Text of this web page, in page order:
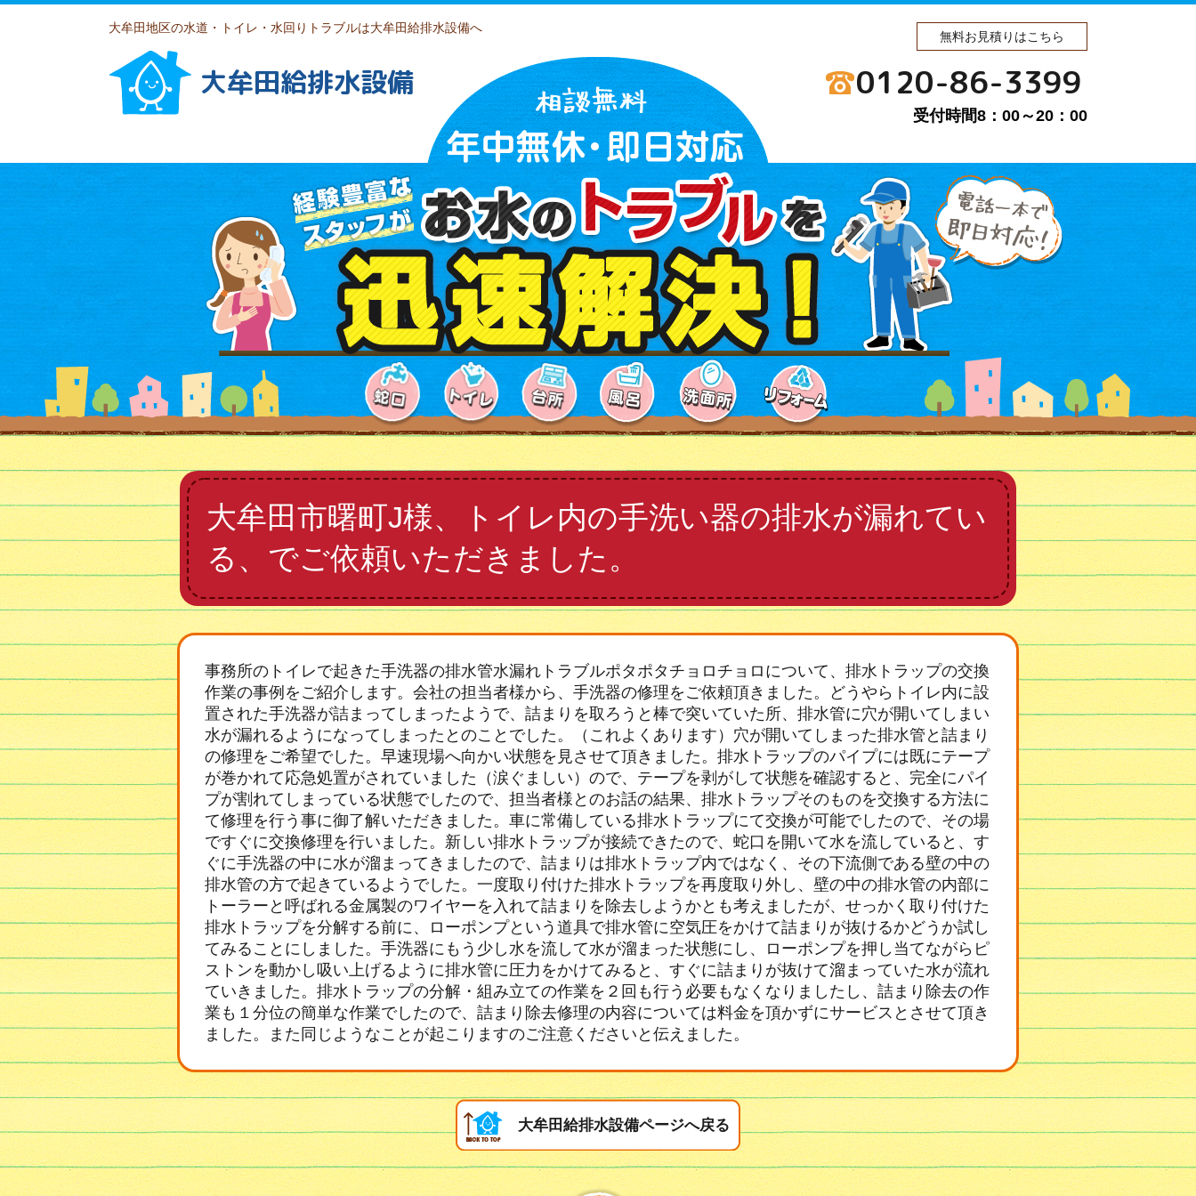
大牟田地区の水道・トイレ・水回りトラブルは大牟田給排水設備へ
無料お見積りはこちら
大牟田給排水設備 0120-86-3399
受付時間8：00～20：00
大牟田市曙町J様、トイレ内の手洗い器の排水が漏れてい
る、でご依頼いただきました。
事務所のトイレで起きた手洗器の排水管水漏れトラブルポタポタチョロチョロについて、排水トラップの交換
作業の事例をご紹介します。会社の担当者様から、手洗器の修理をご依頼頂きました。どうやらトイレ内に設
置された手洗器が詰まってしまったようで、詰まりを取ろうと棒で突いていた所、排水管に穴が開いてしまい
水が漏れるようになってしまったとのことでした。（これよくあります）穴が開いてしまった排水管と詰まり
の修理をご希望でした。早速現場へ向かい状態を見させて頂きました。排水トラップのパイプには既にテープ
が巻かれて応急処置がされていました（涙ぐましい）ので、テープを剥がして状態を確認すると、完全にパイ
プが割れてしまっている状態でしたので、担当者様とのお話の結果、排水トラップそのものを交換する方法に
て修理を行う事に御了解いただきました。車に常備している排水トラップにて交換が可能でしたので、その場
ですぐに交換修理を行いました。新しい排水トラップが接続できたので、蛇口を開いて水を流していると、す
ぐに手洗器の中に水が溜まってきましたので、詰まりは排水トラップ内ではなく、その下流側である壁の中の
排水管の方で起きているようでした。一度取り付けた排水トラップを再度取り外し、壁の中の排水管の内部に
トーラーと呼ばれる金属製のワイヤーを入れて詰まりを除去しようかとも考えましたが、せっかく取り付けた
排水トラップを分解する前に、ローポンプという道具で排水管に空気圧をかけて詰まりが抜けるかどうか試し
てみることにしました。手洗器にもう少し水を流して水が溜まった状態にし、ローポンプを押し当てながらピ
ストンを動かし吸い上げるように排水管に圧力をかけてみると、すぐに詰まりが抜けて溜まっていた水が流れ
ていきました。排水トラップの分解・組み立ての作業を２回も行う必要もなくなりましたし、詰まり除去の作
業も１分位の簡単な作業でしたので、詰まり除去修理の内容については料金を頂かずにサービスとさせて頂き
ました。また同じようなことが起こりますのご注意くださいと伝えました。
大牟田給排水設備ページへ戻る